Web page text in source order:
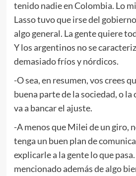
tenido nadie en Colombia. Lo
Lasso tuvo que irse del
algo general. La gente quiere
Y los argentinos no se
demasiado fríos y nórdicos.
-O sea, en resumen, vos crees
buena parte de la sociedad, o la
va a bancar el ajuste.
-A menos que Milei de un giro,
tenga un buen plan de
explicarle a la gente lo que pasa.
mencionado además de algo